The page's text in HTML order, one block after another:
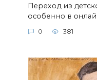
Переход из
особенно в
0 381